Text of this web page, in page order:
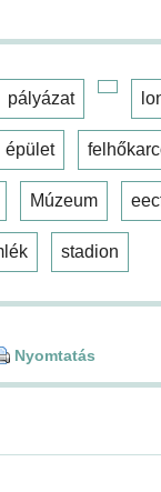
pályázat
épület
Múzeum
stadion
Nyomtatás